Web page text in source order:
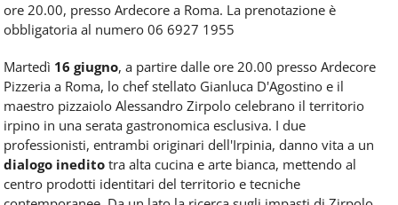
ore 20.00, presso Ardecore a Roma. La prenotazione è
obbligatoria al numero 06 6927 1955
Martedì 16 giugno, a partire dalle ore 20.00 presso Ardecore
Pizzeria a Roma, lo chef stellato Gianluca D'Agostino e il
maestro pizzaiolo Alessandro Zirpolo celebrano il territorio
irpino in una serata gastronomica esclusiva. I due
professionisti, entrambi originari dell'Irpinia, danno vita a un
dialogo inedito tra alta cucina e arte bianca, mettendo al
centro prodotti identitari del territorio e tecniche